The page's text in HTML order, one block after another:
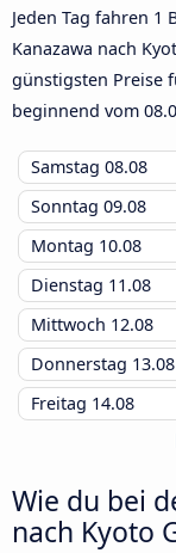
Jeden Tag fahren 1
Kanazawa nach
günstigsten Preise
beginnend vom
Samstag 08.08
Sonntag 09.08
Montag 10.08
Dienstag 11.08
Mittwoch 12.08
Donnerstag 13.08
Freitag 14.08
Wie du bei
nach Kyoto